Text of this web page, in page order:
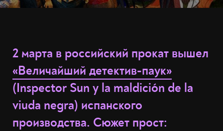
2 марта в российский прокат вышел
«Величайший детектив-паук»
(Inspector Sun y la maldición de la
viuda negra) испанского
производства. Сюжет прост: